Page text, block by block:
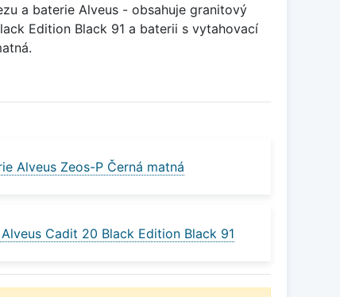
a baterie Alveus - obsahuje granitový
Edition Black 91 a baterii s vytahovací
Alveus Zeos-P Černá matná
Cadit 20 Black Edition Black 91